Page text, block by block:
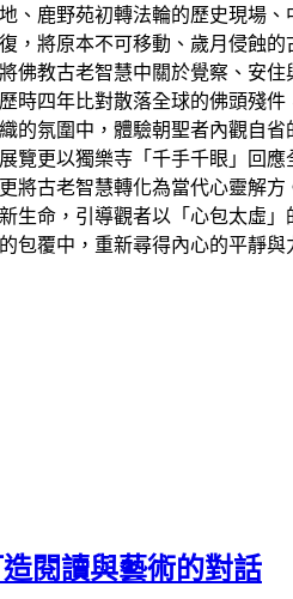
、鹿野苑初轉法輪的歷史現場
將原本不可移動、歲月侵蝕
教古老智慧中關於覺察、安
四年比對散落全球的佛頭殘
的氛圍中，體驗朝聖者內觀自
覽更以獨樂寺「千手千眼」回
古老智慧轉化為當代心靈解
生命，引導觀者以「心包太虛
包覆中，重新尋得內心的平靜與
閱讀與藝術的對話